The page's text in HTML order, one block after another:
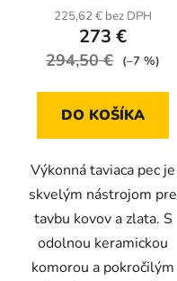
produktu
je
5,0
5
225,62 € bez DPH
273 €
294,50 € (–7 %)
DO KOŠÍKA
Výkonná taviaca pec je
skvelým nástrojom pre
tavbu kovov a zlata. S
odolnou keramickou
komorou a pokročilým